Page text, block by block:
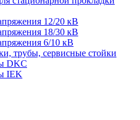
12/20 кВ
18/30 кВ
6/10 кВ
трубы, сервисные стойки
DKC
IEK